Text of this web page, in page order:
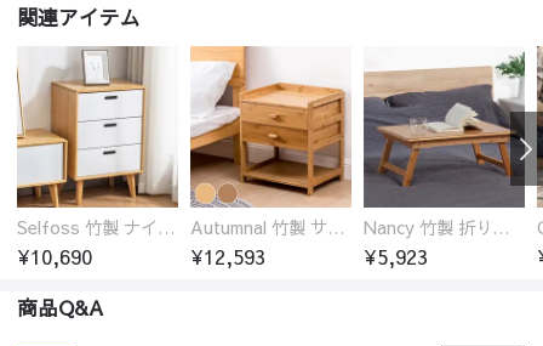
関連アイテム
Selfoss 竹製 ナイトテーブル
¥10,690
Autumnal 竹製 サイドテーブル ナイトテーブル 引き出し付き
¥12,593
Nancy 竹製 折りたたみ式ローテーブル センターテーブル
¥5,923
商品Q&A